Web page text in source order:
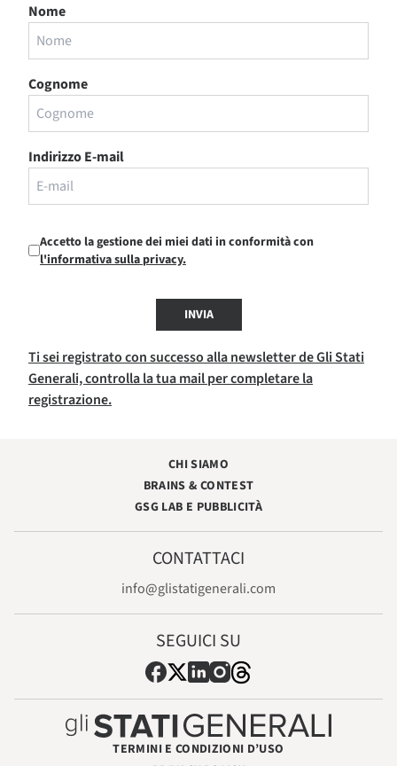
Nome
Cognome
Indirizzo E-mail
Accetto la gestione dei miei dati in conformità con
l'informativa sulla privacy.
INVIA
Ti sei registrato con successo alla newsletter de Gli Stati
Generali, controlla la tua mail per completare la
registrazione.
CHI SIAMO
BRAINS & CONTEST
GSG LAB E PUBBLICITÀ
CONTATTACI
info@glistatigenerali.com
SEGUICI SU
TERMINI E CONDIZIONI D’USO